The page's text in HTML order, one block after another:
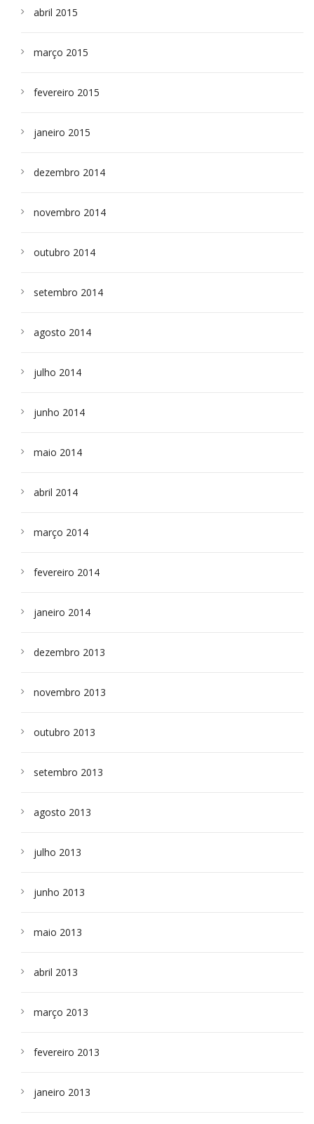
abril 2015
março 2015
fevereiro 2015
janeiro 2015
dezembro 2014
novembro 2014
outubro 2014
setembro 2014
agosto 2014
julho 2014
junho 2014
maio 2014
abril 2014
março 2014
fevereiro 2014
janeiro 2014
dezembro 2013
novembro 2013
outubro 2013
setembro 2013
agosto 2013
julho 2013
junho 2013
maio 2013
abril 2013
março 2013
fevereiro 2013
janeiro 2013